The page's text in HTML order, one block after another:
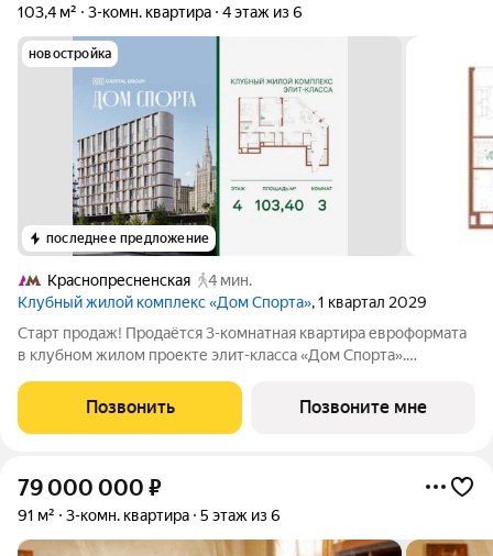
103,4 м²
3-комн. квартира 4 этаж из 6
новостройка
последнее предложение
Краснопресненская
4 мин.
Клубный жилой комплекс «Дом Спорта», 1 квартал 2029
Старт продаж! Продаётся 3-комнатная квартира евроформата
в клубном жилом проекте элит-класса «Дом Спорта».
пространства и приватность личных зон: Просторная кухня-
гостиная единое пространство для
Позвонить Позвоните мне
79 000 000 ₽
91 м² 3-комн. квартира 5 этаж из 6